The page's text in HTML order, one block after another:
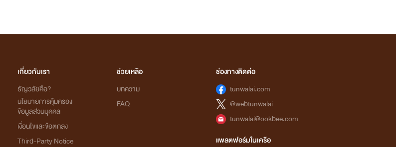
เกี่ยวกับเรา
ธัญวลัยคือ?
นโยบายการคุ้มครอง
ข้อมูลส่วนบุคคล
เงื่อนไขและข้อตกลง
Third-Party Notice
ช่วยเหลือ
บทความ
FAQ
ช่องทางติดต่อ
tunwalai.com
@webtunwalai
tunwalai@ookbee.com
แพลตฟอร์มในเครือ